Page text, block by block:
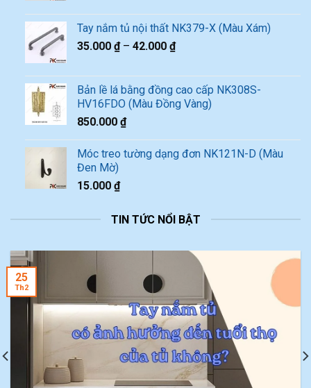
Tay nắm tủ nội thất NK379-X (Màu Xám)
35.000 ₫– 42.000 ₫
Bản lề lá bằng đồng cao cấp NK308S-
HV16FDO (Màu Đồng Vàng)
850.000 ₫
Móc treo tường dạng đơn NK121N-D (Màu
Đen Mờ)
15.000 ₫
TIN TỨC NỔI BẬT
25
Th2